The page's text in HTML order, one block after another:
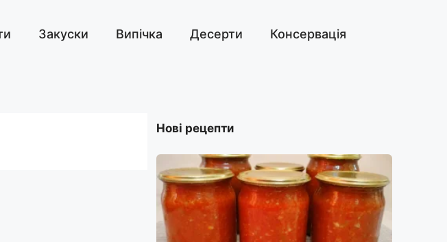
Закуски Випічка Десерти Консервація
Нові рецепти